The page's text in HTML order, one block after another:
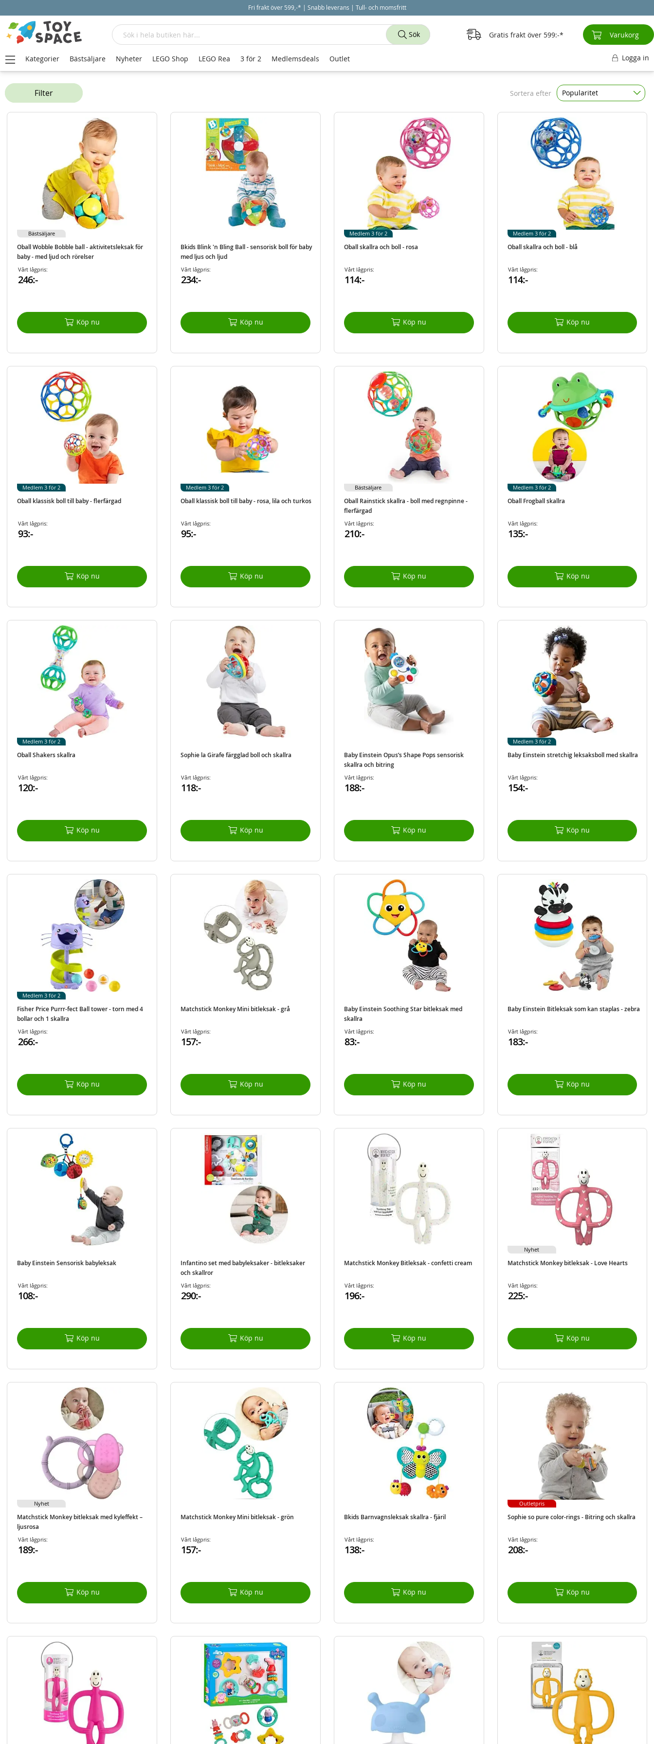
Fri frakt över 599,-* | Snabb leverans | Tull- och momsfritt
Hem Babyleksaker Bitringar och skallror
Filter Sortera efter Popularitet
Oball Wobble Bobble ball - aktivitetsleksak för
baby - med ljud och rörelser
Vårt lågpris:
246:-
Köp nu
Bästsäljare
Bkids Blink 'n Bling Ball - sensorisk boll för baby
med ljus och ljud
Vårt lågpris:
234:-
Köp nu
Oball skallra och boll - rosa
Vårt lågpris:
114:-
Köp nu
Medlem 3 för 2
Oball skallra och boll - blå
Vårt lågpris:
114:-
Köp nu
Medlem 3 för 2
Oball klassisk boll till baby - flerfärgad
Vårt lågpris:
93:-
Köp nu
Medlem 3 för 2
Oball klassisk boll till baby - rosa, lila och turkos
Vårt lågpris:
95:-
Köp nu
Medlem 3 för 2
Oball Rainstick skallra - boll med regnpinne -
flerfärgad
Vårt lågpris:
210:-
Köp nu
Bästsäljare
Oball Frogball skallra
Vårt lågpris:
135:-
Köp nu
Medlem 3 för 2
Oball Shakers skallra
Vårt lågpris:
120:-
Köp nu
Medlem 3 för 2
Sophie la Girafe färgglad boll och skallra
Vårt lågpris:
118:-
Köp nu
Baby Einstein Opus’s Shape Pops sensorisk
skallra och bitring
Vårt lågpris:
188:-
Köp nu
Baby Einstein stretchig leksaksboll med skallra
Vårt lågpris:
154:-
Köp nu
Medlem 3 för 2
Fisher Price Purrr-fect Ball tower - torn med 4
bollar och 1 skallra
Vårt lågpris:
266:-
Köp nu
Medlem 3 för 2
Matchstick Monkey Mini bitleksak - grå
Vårt lågpris:
157:-
Köp nu
Baby Einstein Soothing Star bitleksak med
skallra
Vårt lågpris:
83:-
Köp nu
Baby Einstein Bitleksak som kan staplas - zebra
Vårt lågpris:
183:-
Köp nu
Baby Einstein Sensorisk babyleksak
Vårt lågpris:
108:-
Köp nu
Infantino set med babyleksaker - bitleksaker
och skallror
Vårt lågpris:
290:-
Köp nu
Matchstick Monkey Bitleksak - confetti cream
Vårt lågpris:
196:-
Köp nu
Matchstick Monkey bitleksak - Love Hearts
Vårt lågpris:
225:-
Köp nu
Nyhet
Matchstick Monkey bitleksak med kyleffekt –
ljusrosa
Vårt lågpris:
189:-
Köp nu
Nyhet
Matchstick Monkey Mini bitleksak - grön
Vårt lågpris:
157:-
Köp nu
Bkids Barnvagnsleksak skallra - fjäril
Vårt lågpris:
138:-
Köp nu
Sophie so pure color-rings - Bitring och skallra
Vårt lågpris:
208:-
Köp nu
Outletpris
Sök
Sök Gratis frakt över 599:- Varukorg
Kategorier Bästsäljare Nyheter LEGO Shop LEGO Rea 3 för 2 Medlemsdeals Outlet Logga in